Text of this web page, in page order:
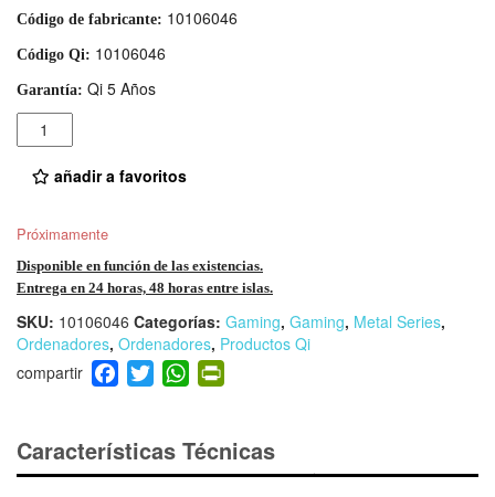
Código de fabricante: 10106046
Código Qi: 10106046
Garantía: Qi 5 Años
Cantidad
añadir a favoritos
Próximamente
Disponible en función de las existencias.
Entrega en 24 horas, 48 horas entre islas.
SKU: 10106046 Categorías: Gaming, Gaming, Metal Series,
Ordenadores, Ordenadores, Productos Qi
F
a
e
b
T
wi
er
W
h
s
A
ri
e
Características Técnicas